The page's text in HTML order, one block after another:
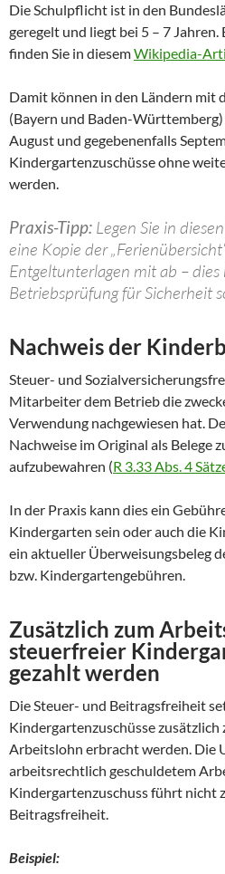
Die Schulpflicht ist in den
geregelt und liegt bei 5 – 7
finden Sie in diesemWikipedia-
Damit können in den Ländern mit
(Bayern und Baden-
August und gegebenenfalls
Kindergartenzuschüsse ohne
werden.
Praxis-Tipp: Legen Sie in
eine Kopie der
Entgeltunterlagen mit ab –
Betriebsprüfung für Sicherheit
Nachweis der
Steuer- und
Mitarbeiter dem Betrieb die
Verwendung nachgewiesen hat.
Nachweise im Original als Belege
aufzubewahren (R 3.33 Abs. 4
In der Praxis kann dies ein
Kindergarten sein oder auch die
ein aktueller Überweisungsbeleg
bzw. Kindergartengebühren.
Zusätzlich zum
steuerfreier
gezahlt werden
Die Steuer- und Beitragsfreiheit
Kindergartenzuschüsse
Arbeitslohn erbracht werden. Die
arbeitsrechtlich geschuldetem
Kindergartenzuschuss führt nicht
Beitragsfreiheit.
Beispiel: